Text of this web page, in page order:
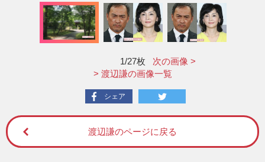
1/27枚
次の画像 >
> 渡辺謙の画像一覧
シェア
渡辺謙のページに戻る